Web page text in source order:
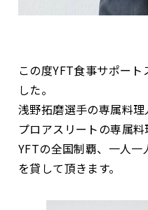
この度YFT食事サポー
した。
浅野拓磨選手の専属料
プロアスリートの専属料
YFTの全国制覇、一人
を貸して頂きます。